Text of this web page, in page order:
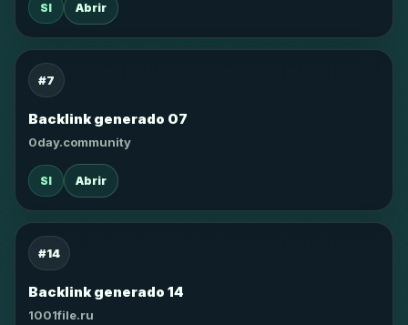
SI Abrir
#7
Backlink generado 07
0day.community
SI Abrir
#14
Backlink generado 14
1001file.ru